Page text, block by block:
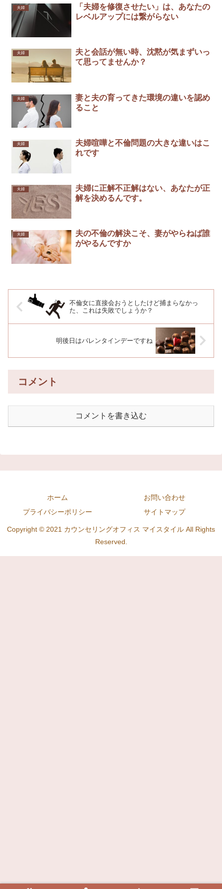
夫婦
「夫婦を修復させたい」は、あなたの
レベルアップには繋がらない
夫婦
夫と会話が無い時、沈黙が気まずいっ
て思ってませんか？
夫婦
妻と夫の育ってきた環境の違いを認め
ること
夫婦
夫婦喧嘩と不倫問題の大きな違いはこ
れです￼
夫婦
夫婦に正解不正解はない、あなたが正
解を決めるんです。
夫婦
夫の不倫の解決こそ、妻がやらねば誰
がやるんですか
不倫女に直接会おうとしたけど捕まらなかっ
た、これは失敗でしょうか？
明後日はバレンタインデーですね
コメント
コメントを書き込む
ホーム
お問い合わせ
プライバシーポリシー
サイトマップ
Copyright © 2021 カウンセリングオフィス マイスタイル All Rights
Reserved.